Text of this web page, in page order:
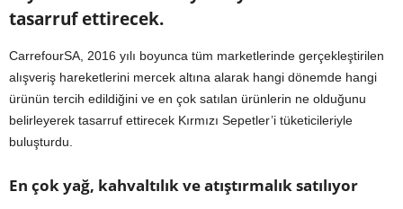
tasarruf ettirecek.
CarrefourSA, 2016 yılı boyunca tüm marketlerinde gerçekleştirilen
alışveriş hareketlerini mercek altına alarak hangi dönemde hangi
ürünün tercih edildiğini ve en çok satılan ürünlerin ne olduğunu
belirleyerek tasarruf ettirecek Kırmızı Sepetler’i tüketicileriyle
buluşturdu.
En çok yağ, kahvaltılık ve atıştırmalık satılıyor